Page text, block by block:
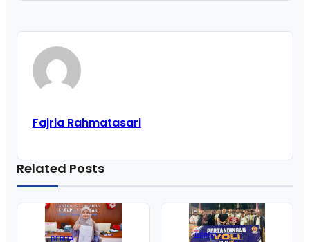
Fajria Rahmatasari
Related Posts
BERITA BERITA